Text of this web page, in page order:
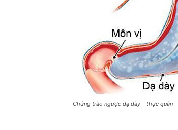
Chứng trào ngược dạ dày – thực quản